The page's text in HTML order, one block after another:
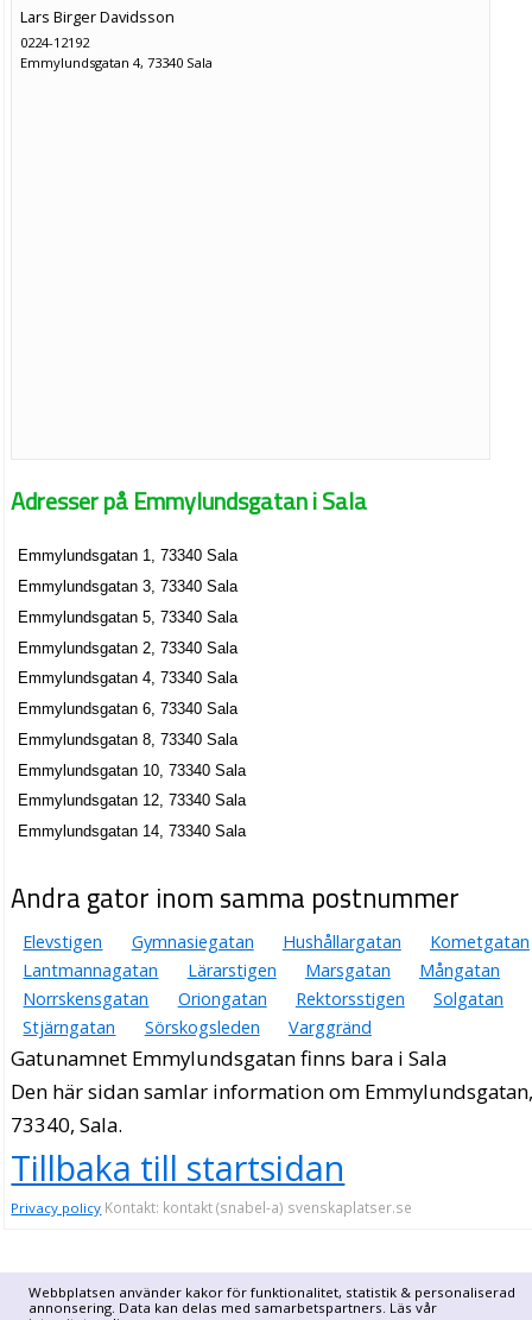
Webbplatsen använder kakor för funktionalitet, statistik & personaliserad
annonsering. Data kan delas med samarbetspartners. Läs vår
Lars Birger Davidsson
0224-12192
Emmylundsgatan 4, 73340 Sala
Adresser på Emmylundsgatan i Sala
Emmylundsgatan 1, 73340 Sala
Emmylundsgatan 3, 73340 Sala
Emmylundsgatan 5, 73340 Sala
Emmylundsgatan 2, 73340 Sala
Emmylundsgatan 4, 73340 Sala
Emmylundsgatan 6, 73340 Sala
Emmylundsgatan 8, 73340 Sala
Emmylundsgatan 10, 73340 Sala
Emmylundsgatan 12, 73340 Sala
Emmylundsgatan 14, 73340 Sala
Andra gator inom samma postnummer
Elevstigen Gymnasiegatan Hushållargatan
Kometgatan
Lantmannagatan
Lärarstigen Marsgatan
Mångatan
Norrskensgatan
Oriongatan Rektorsstigen
Solgatan
Stjärngatan
Sörskogsleden Varggränd
Gatunamnet Emmylundsgatan finns bara i Sala
Den här sidan samlar information om
73340, Sala.
Tillbaka till startsidan
Privacy policy Kontakt: kontakt (snabel-a) svenskaplatser.se